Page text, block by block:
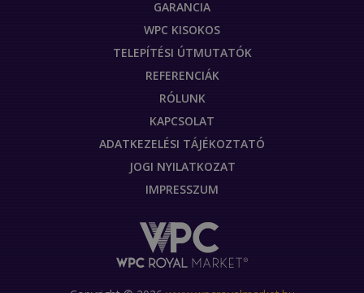
GARANCIA
WPC KISOKOS
TELEPÍTÉSI ÚTMUTATÓK
REFERENCIÁK
RÓLUNK
KAPCSOLAT
ADATKEZELÉSI TÁJÉKOZTATÓ
JOGI NYILATKOZAT
IMPRESSZUM